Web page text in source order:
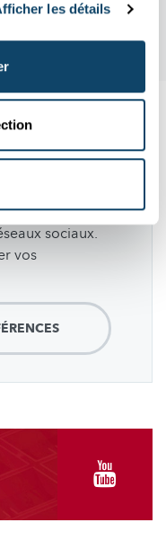
les détails
vous avez
sociaux.
vos